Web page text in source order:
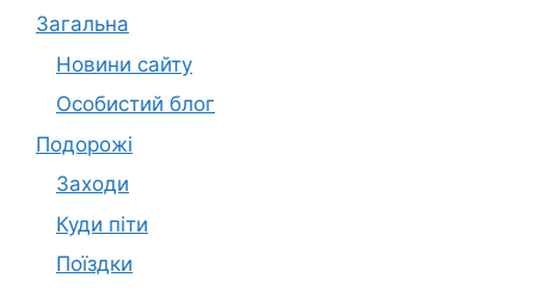
Загальна
Новини сайту
Особистий блог
Подорожі
Заходи
Куди піти
Поїздки